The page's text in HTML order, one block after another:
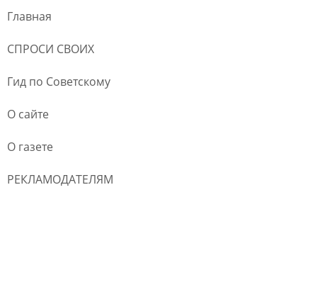
Главная
СПРОСИ СВОИХ
Гид по Советскому
О сайте
О газете
РЕКЛАМОДАТЕЛЯМ